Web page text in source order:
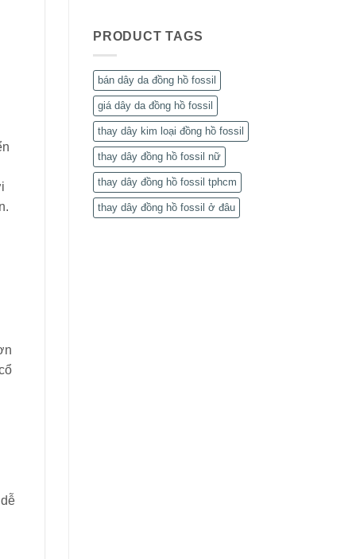
PRODUCT TAGS
bán dây da đồng hồ fossil
giá dây da đồng hồ fossil
thay dây kim loại đồng hồ fossil
thay dây đồng hồ fossil nữ
thay dây đồng hồ fossil tphcm
thay dây đồng hồ fossil ở đâu